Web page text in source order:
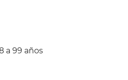
a 99 años